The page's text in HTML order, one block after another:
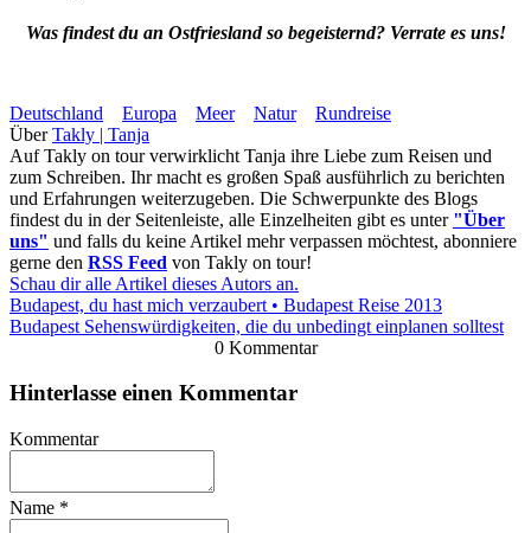
Was findest du an Ostfriesland so begeisternd? Verrate es uns!
Deutschland Europa Meer Natur
Rundreise
ÜberTakly | Tanja
Auf Takly on tour verwirklicht Tanja ihre Liebe zum Reisen und
zum Schreiben. Ihr macht es großen Spaß ausführlich zu berichten
und Erfahrungen weiterzugeben. Die Schwerpunkte des Blogs
findest du in der Seitenleiste, alle Einzelheiten gibt es unter "Über
uns" und falls du keine Artikel mehr verpassen möchtest, abonniere
gerne den RSS Feed von Takly on tour!
Schau dir alle Artikel dieses Autors an.
Budapest, du hast mich verzaubert • Budapest Reise 2013
Budapest Sehenswürdigkeiten, die du unbedingt einplanen solltest
0 Kommentar
Hinterlasse einen Kommentar
Kommentar
Name *